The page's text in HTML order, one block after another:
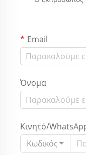
Email
Όνομα
Κινητό/
Κωδικός